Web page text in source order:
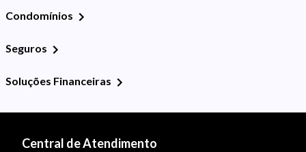
Condomínios
Seguros
Soluções Financeiras
Central de Atendimento